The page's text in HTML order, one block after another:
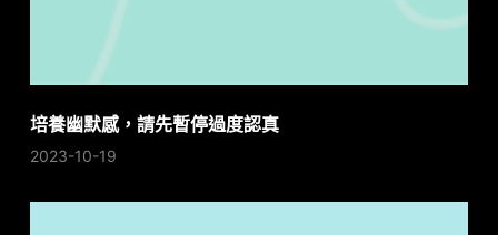
培養幽默感，請先暫停過度認真
2023-10-19